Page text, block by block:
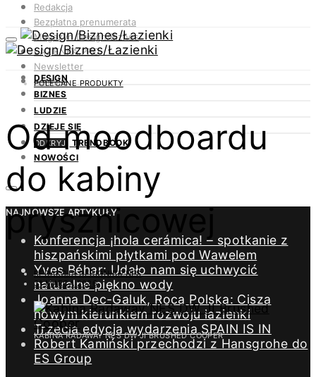
Redakcja
Bezpłatna prenumerata
Magazyn Design/Biznes
ŁAZIENKA.PRO
Newsletter
Kontakt
DESIGN
BIZNES
LUDZIE
DZIEJE SIĘ
ODKRYJ
TRENDBOOK
NOWOŚCI
NAJNOWSZE ARTYKUŁY
Konferencja ¡hola cerámica! – spotkanie z
hiszpańskimi płytkami pod Wawelem
Yves Béhar: Udało nam się uchwycić
naturalne piękno wody
Joanna Dec-Galuk, Roca Polska: Cisza
nowym kierunkiem rozwoju łazienki
Trzecia edycja wydarzenia SPAIN IS IN
Robert Kamiński przechodzi z Hansgrohe do
ES Group
POLECANE PRODUKTY
Od moodboardu
do kabiny
prysznicowej
REDAKCJA DESIGN/BIZNES
31 MARCA 2026
KABINA RADAWAY NES DW JI BRUSHED COOPER